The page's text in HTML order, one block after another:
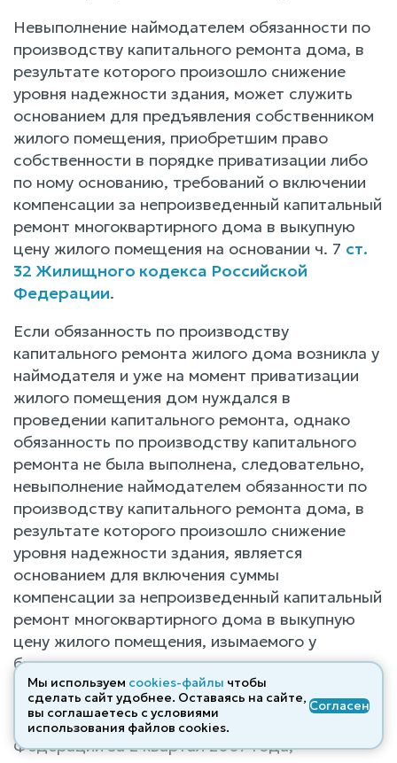
Невыполнение наймодателем обязанности по
производству капитального ремонта дома, в
результате которого произошло снижение
уровня надежности здания, может служить
основанием для предъявления собственником
жилого помещения, приобретшим право
собственности в порядке приватизации либо
по ному основанию, требований о включении
компенсации за непроизведенный капитальный
ремонт многоквартирного дома в выкупную
цену жилого помещения на основании ч. 7 ст.
32 Жилищного кодекса Российской
Федерации.
Если обязанность по производству
капитального ремонта жилого дома возникла у
наймодателя и уже на момент приватизации
жилого помещения дом нуждался в
проведении капитального ремонта, однако
обязанность по производству капитального
ремонта не была выполнена, следовательно,
невыполнение наймодателем обязанности по
производству капитального ремонта дома, в
результате которого произошло снижение
уровня надежности здания, является
основанием для включения суммы
компенсации за непроизведенный капитальный
ремонт многоквартирного дома в выкупную
цену жилого помещения, изымаемого у
бывшего нанимателя жилья.
В Обзоре законодательства и судебной
практики Верховного Суда Российской
Федерации за 2 квартал 2007 года,
Мы используем cookies-файлы чтобы
сделать сайт удобнее. Оставаясь на сайте,
вы соглашаетесь с условиями
использования файлов cооkies.
Согласен